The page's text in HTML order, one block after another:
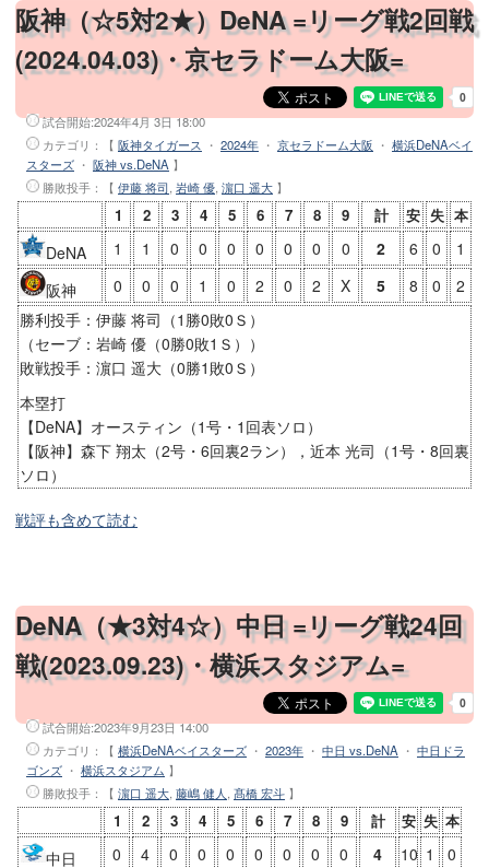
阪神（☆5対2★）DeNA =リーグ戦2回戦
(2024.04.03)・京セラドーム大阪=
試合開始:2024年4月 3日 18:00
カテゴリ：【 阪神タイガース ・ 2024年 ・ 京セラドーム大阪 ・ 横浜DeNAベイ
スターズ ・ 阪神 vs.DeNA 】
勝敗投手 ：【 伊藤 将司 岩崎 優 濵口 遥大 】
1 2 3 4 5 6 7 8 9 計 安 失 本
DeNA 1 1 0 0 0 0 0 0 0 2 6 0
1
阪神
0 0 0 1 0 2 0 2 X 5 8 0
2
勝利投手：伊藤 将司（1勝0敗0Ｓ）
（セーブ：岩崎 優（0勝0敗1Ｓ））
敗戦投手：濵口 遥大（0勝1敗0Ｓ）
本塁打
【DeNA】オースティン（1号・1回表ソロ）
【阪神】森下 翔太（2号・6回裏2ラン），近本 光司（1号・8回裏
ソロ）
戦評も含めて読む
DeNA（★3対4☆）中日 =リーグ戦24回
戦(2023.09.23)・横浜スタジアム=
試合開始:2023年9月23日 14:00
カテゴリ：【 横浜DeNAベイスターズ ・ 2023年 ・ 中日 vs.DeNA ・ 中日ドラ
ゴンズ ・ 横浜スタジアム 】
勝敗投手 ：【 濵口 遥大 藤嶋 健人 髙橋 宏斗 】
1 2 3 4 5 6 7 8 9 計 安 失 本
中日 0 4 0 0 0 0 0 0 0 4 10 1 0